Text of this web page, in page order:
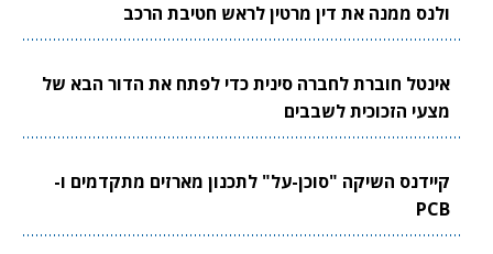
ולנס ממנה את דין מרטין לראש חטיבת הרכב
אינטל חוברת לחברה סינית כדי לפתח את הדור הבא של
מצעי הזכוכית לשבבים
קיידנס השיקה "סוכן-על" לתכנון מארזים מתקדמים ו-
PCB